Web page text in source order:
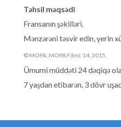
Təhsil məqsədi
Fransanın şəkilləri.
Mənzərəni təsvir edin, yerin
© MOPA. MOPA Filmi: 14, 2015.
Ümumi müddəti 24 dəqiqə
7 yaşdan etibarən, 3 dövr